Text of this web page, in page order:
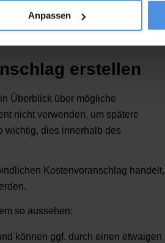
Anpassen
sind jedoch Vorkenntnisse
erstellen
Überblick über mögliche
nicht verwenden, um spätere
wichtig, dies innerhalb des
Kostenvoranschlag handelt,
so aussehen:
können ggf. durch einen etwaigen